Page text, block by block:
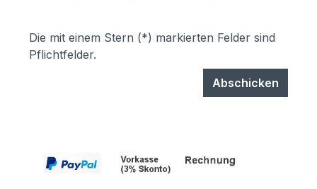
Aluminium- und Stahlteile, Ausnahme
eloxierte Oberflächen, eine
lösungsmittelfreie Pulverlackierung (z.T.
auch Kunststoffbeschichtung genannt) mit
mindestens ca. 70 µmProduktservice:-
Ersatzteile sind günsitg vorrätig, Türen
Die mit einem Stern (*) markierten Felder sind
Pflichtfelder.
Abschicken